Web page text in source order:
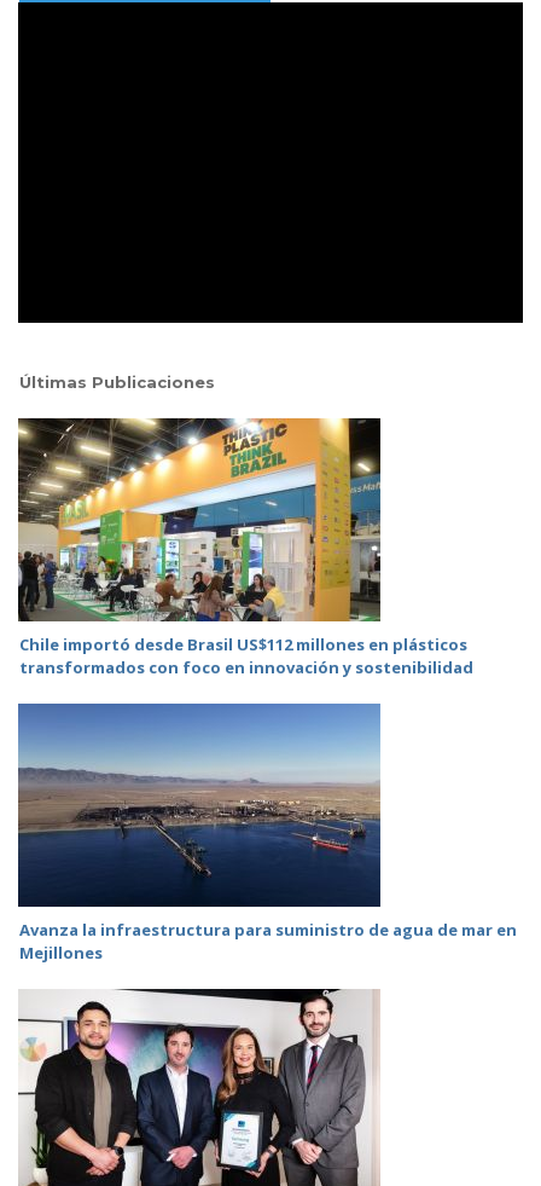
Últimas Publicaciones
Chile importó desde Brasil US$112 millones en plásticos
transformados con foco en innovación y sostenibilidad
Avanza la infraestructura para suministro de agua de mar en
Mejillones